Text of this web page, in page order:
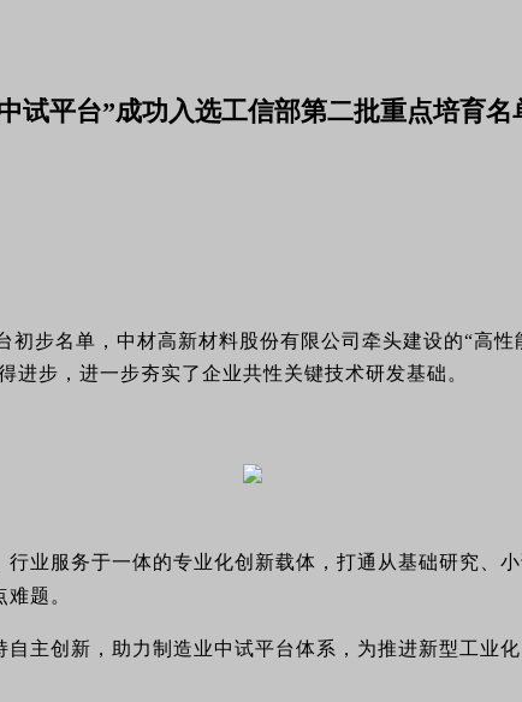
试平台”成功入选工信部第二批重点培育名
步名单，中材高新材料股份有限公司牵头建设的“高
步，进一步夯实了企业共性关键技术研发基础。
业服务于一体的专业化创新载体，打通从基础研究、
题。
主创新，助力制造业中试平台体系，为推进新型工业